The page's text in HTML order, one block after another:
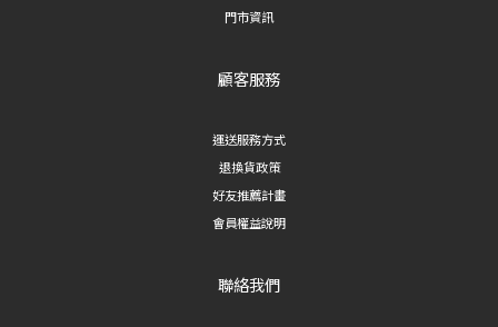
門市資訊
顧客服務
運送服務方式
退換貨政策
好友推薦計畫
會員權益說明
聯絡我們